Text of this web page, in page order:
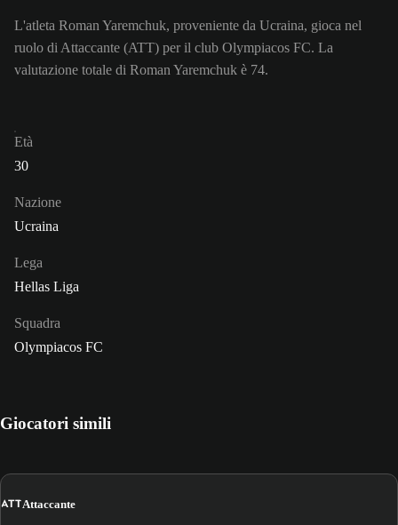
L'atleta Roman Yaremchuk, proveniente da Ucraina, gioca nel
ruolo di Attaccante (ATT) per il club Olympiacos FC. La
valutazione totale di Roman Yaremchuk è 74.
Età
30
Nazione
Ucraina
Lega
Hellas Liga
Squadra
Olympiacos FC
Giocatori simili
ATTAttaccante